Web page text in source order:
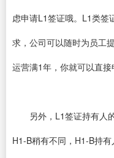
虑申请L1签证哦。L1类签
求，公司可以随时为员工
运营满1年，你就可以直
另外，L1签证持有人的
H1-B稍有不同，H1-B持